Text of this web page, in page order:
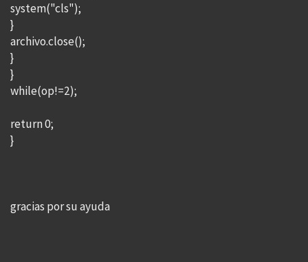
system("cls");
}
archivo.close();
}
}
while(op!=2);
return 0;
}
gracias por su ayuda